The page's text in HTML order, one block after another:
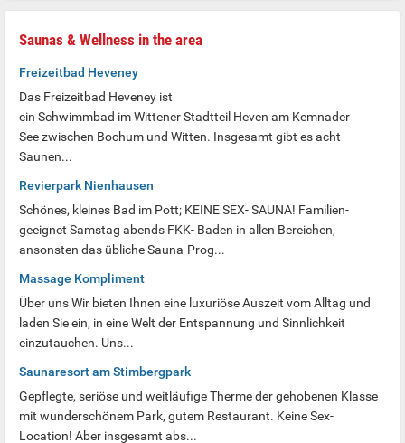
Saunas & Wellness in the area
Freizeitbad Heveney
Das Freizeitbad Heveney ist
ein Schwimmbad im Wittener Stadtteil Heven am Kemnader
See zwischen Bochum und Witten. Insgesamt gibt es acht
Saunen...
Revierpark Nienhausen
Schönes, kleines Bad im Pott; KEINE SEX- SAUNA! Familien-
geeignet Samstag abends FKK- Baden in allen Bereichen,
ansonsten das übliche Sauna-Prog...
Massage Kompliment
Über uns Wir bieten Ihnen eine luxuriöse Auszeit vom Alltag und
laden Sie ein, in eine Welt der Entspannung und Sinnlichkeit
einzutauchen. Uns...
Saunaresort am Stimbergpark
Gepflegte, seriöse und weitläufige Therme der gehobenen Klasse
mit wunderschönem Park, gutem Restaurant. Keine Sex-
Location! Aber insgesamt abs...